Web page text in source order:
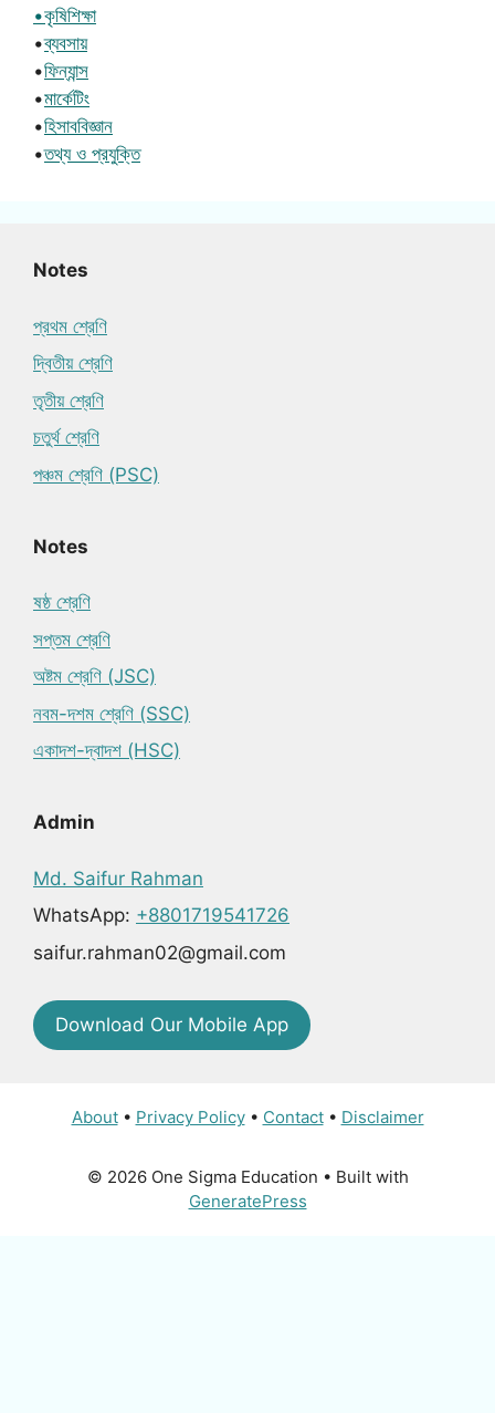
•কৃষিশিক্ষা
•ব্যবসায়
•ফিন্যান্স
•মার্কেটিং
•হিসাববিজ্ঞান
•তথ্য ও প্রযুক্তি
Notes
প্রথম শ্রেণি
দ্বিতীয় শ্রেণি
তৃতীয় শ্রেণি
চতুর্থ শ্রেণি
পঞ্চম শ্রেণি (PSC)
Notes
ষষ্ঠ শ্রেণি
সপ্তম শ্রেণি
অষ্টম শ্রেণি (JSC)
নবম-দশম শ্রেণি (SSC)
একাদশ-দ্বাদশ (HSC)
Admin
Md. Saifur Rahman
WhatsApp: +8801719541726
saifur.rahman02@gmail.com
Download Our Mobile App
About• Privacy Policy• Contact• Disclaimer
© 2026 One Sigma Education • Built with
GeneratePress